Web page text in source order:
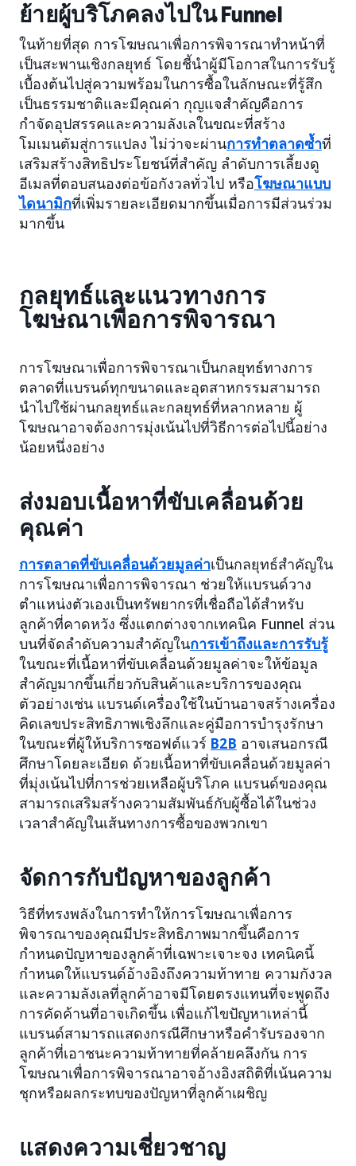
ย้ายผู้บริโภคลงไปใน Funnel
ในท้ายที่สุด การโฆษณาเพื่อการพิจารณาทำหน้าที่
เป็นสะพานเชิงกลยุทธ์ โดยชี้นำผู้มีโอกาสในการรับรู้
เบื้องต้นไปสู่ความพร้อมในการซื้อในลักษณะที่รู้สึก
เป็นธรรมชาติและมีคุณค่า กุญแจสำคัญคือการ
กำจัดอุปสรรคและความลังเลในขณะที่สร้าง
โมเมนตัมสู่การแปลง ไม่ว่าจะผ่านการทำตลาดซ้ำที่
เสริมสร้างสิทธิประโยชน์ที่สำคัญ ลำดับการเลี้ยงดู
อีเมลที่ตอบสนองต่อข้อกังวลทั่วไป หรือโฆษณาแบบ
ไดนามิกที่เพิ่มรายละเอียดมากขึ้นเมื่อการมีส่วนร่วม
มากขึ้น
กลยุทธ์และแนวทางการ
โฆษณาเพื่อการพิจารณา
การโฆษณาเพื่อการพิจารณาเป็นกลยุทธ์ทางการ
ตลาดที่แบรนด์ทุกขนาดและอุตสาหกรรมสามารถ
นำไปใช้ผ่านกลยุทธ์และกลยุทธ์ที่หลากหลาย ผู้
โฆษณาอาจต้องการมุ่งเน้นไปที่วิธีการต่อไปนี้อย่าง
น้อยหนึ่งอย่าง
ส่งมอบเนื้อหาที่ขับเคลื่อนด้วย
คุณค่า
การตลาดที่ขับเคลื่อนด้วยมูลค่าเป็นกลยุทธ์สำคัญใน
การโฆษณาเพื่อการพิจารณา ช่วยให้แบรนด์วาง
ตำแหน่งตัวเองเป็นทรัพยากรที่เชื่อถือได้สำหรับ
ลูกค้าที่คาดหวัง ซึ่งแตกต่างจากเทคนิค Funnel ส่วน
บนที่จัดลำดับความสำคัญในการเข้าถึงและการรับรู้
ในขณะที่เนื้อหาที่ขับเคลื่อนด้วยมูลค่าจะให้ข้อมูล
สำคัญมากขึ้นเกี่ยวกับสินค้าและบริการของคุณ
ตัวอย่างเช่น แบรนด์เครื่องใช้ในบ้านอาจสร้างเครื่อง
คิดเลขประสิทธิภาพเชิงลึกและคู่มือการบำรุงรักษา
ในขณะที่ผู้ให้บริการซอฟต์แวร์ B2B อาจเสนอกรณี
ศึกษาโดยละเอียด ด้วยเนื้อหาที่ขับเคลื่อนด้วยมูลค่า
ที่มุ่งเน้นไปที่การช่วยเหลือผู้บริโภค แบรนด์ของคุณ
สามารถเสริมสร้างความสัมพันธ์กับผู้ซื้อได้ในช่วง
เวลาสำคัญในเส้นทางการซื้อของพวกเขา
จัดการกับปัญหาของลูกค้า
วิธีที่ทรงพลังในการทำให้การโฆษณาเพื่อการ
พิจารณาของคุณมีประสิทธิภาพมากขึ้นคือการ
กำหนดปัญหาของลูกค้าที่เฉพาะเจาะจง เทคนิคนี้
กำหนดให้แบรนด์อ้างอิงถึงความท้าทาย ความกังวล
และความลังเลที่ลูกค้าอาจมีโดยตรงแทนที่จะพูดถึง
การคัดค้านที่อาจเกิดขึ้น เพื่อแก้ไขปัญหาเหล่านี้
แบรนด์สามารถแสดงกรณีศึกษาหรือคำรับรองจาก
ลูกค้าที่เอาชนะความท้าทายที่คล้ายคลึงกัน การ
โฆษณาเพื่อการพิจารณาอาจอ้างอิงสถิติที่เน้นความ
ชุกหรือผลกระทบของปัญหาที่ลูกค้าเผชิญ
แสดงความเชี่ยวชาญ